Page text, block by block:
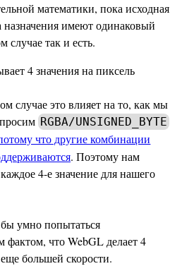
математики, пока исходная
назначения имеют одинаковый
случае так и есть.
4 значения на пиксель
случае это влияет на то, как мы
RGBA/UNSIGNED_BYTE
что другие комбинации
. Поэтому нам
4-е значение для нашего
умно попытаться
фактом, что WebGL делает 4
большей скорости.